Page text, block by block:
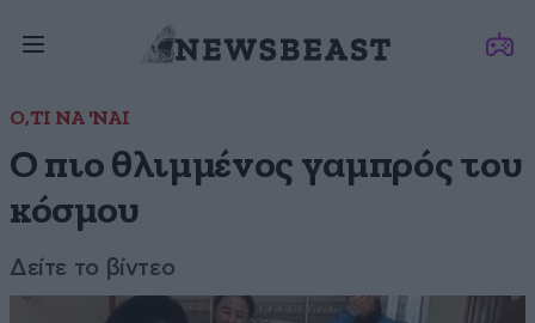
Ο,ΤΙ ΝΑ 'ΝΑΙ
Ο πιο θλιμμένος γαμπρός του
κόσμου
Δείτε το βίντεο